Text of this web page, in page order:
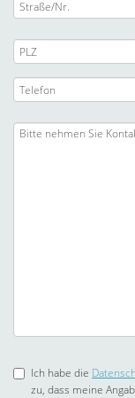
Ich habe die
zu, dass meine